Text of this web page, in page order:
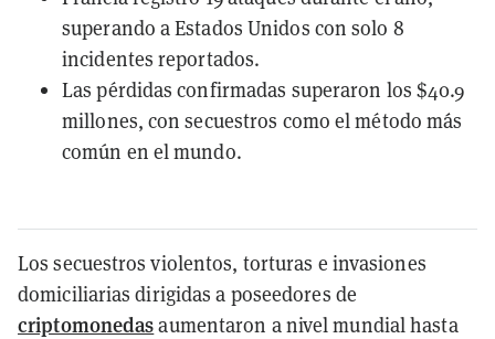
superando a Estados Unidos con solo 8
incidentes reportados.
Las pérdidas confirmadas superaron los $40.9
millones, con secuestros como el método más
común en el mundo.
Los secuestros violentos, torturas e invasiones
domiciliarias dirigidas a poseedores de
criptomonedasaumentaron a nivel mundial hasta